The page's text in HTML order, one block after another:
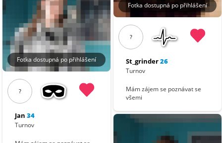
Fotka dostupná po přihlášení
?
Jan 34
Turnov
Fotka dostupná po přihlášení
?
St_grinder26
Turnov
Mám zájem se poznávat se
všemi